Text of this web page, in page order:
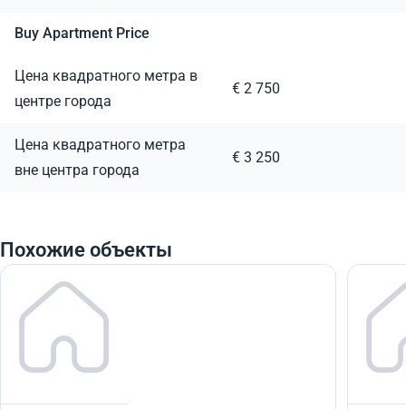
Buy Apartment Price
Цена квадратного метра в
центре города
€ 2 750
Цена квадратного метра
вне центра города
€ 3 250
Похожие объекты